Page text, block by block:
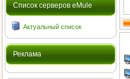
Cписок серверов eMule
Актуальный список
Реклама